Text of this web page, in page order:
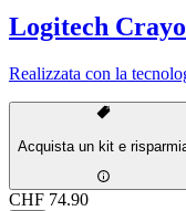
Logitech
Realizzata con la
Acquista un kit e
CHF 74.90